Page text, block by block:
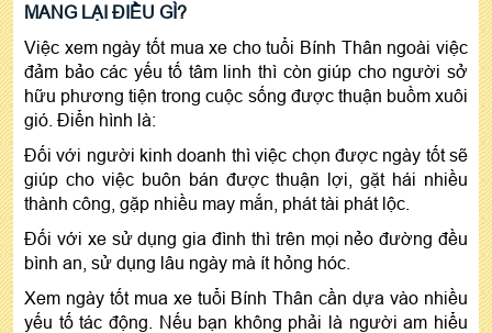
MANG LẠI ĐIỀU GÌ?
Việc xem ngày tốt mua xe cho tuổi Bính Thân ngoài việc
đảm bảo các yếu tố tâm linh thì còn giúp cho người sở
hữu phương tiện trong cuộc sống được thuận buồm xuôi
gió. Điển hình là:
Đối với người kinh doanh thì việc chọn được ngày tốt sẽ
giúp cho việc buôn bán được thuận lợi, gặt hái nhiều
thành công, gặp nhiều may mắn, phát tài phát lộc.
Đối với xe sử dụng gia đình thì trên mọi nẻo đường đều
bình an, sử dụng lâu ngày mà ít hỏng hóc.
Xem ngày tốt mua xe tuổi Bính Thân cần dựa vào nhiều
yếu tố tác động. Nếu bạn không phải là người am hiểu